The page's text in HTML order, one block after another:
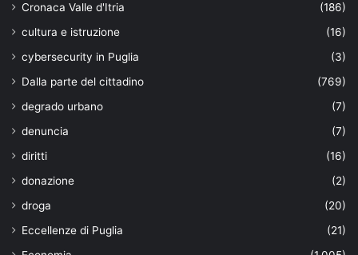
Cronaca Valle d'Itria
(186)
cultura e istruzione
(16)
cybersecurity in Puglia
(3)
Dalla parte del cittadino
(769)
degrado urbano
(7)
denuncia
(7)
diritti
(16)
donazione
(2)
droga
(20)
Eccellenze di Puglia
(21)